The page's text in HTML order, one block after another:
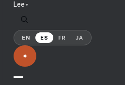
Lee ▼
EN ES FR JA
✦